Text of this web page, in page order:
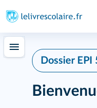
Dossier EPI